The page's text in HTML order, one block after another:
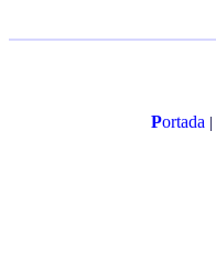
Portada|